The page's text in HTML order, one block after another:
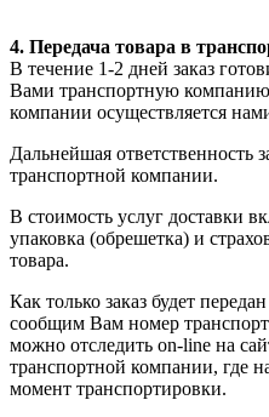
4. Передача товара в
В течение 1-2 дней заказ
Вами транспортную
компании осуществляется
Дальнейшая ответственность
транспортной компании.
В стоимость услуг доставки
упаковка (обрешетка) и
товара.
Как только заказ будет
сообщим Вам номер
можно отследить on-line на
транспортной компании, где
момент транспортировки.